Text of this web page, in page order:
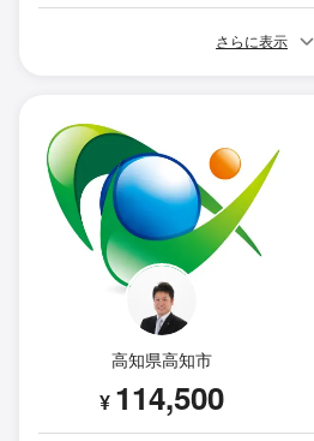
さらに表示
高知県高知市
¥ 114,500